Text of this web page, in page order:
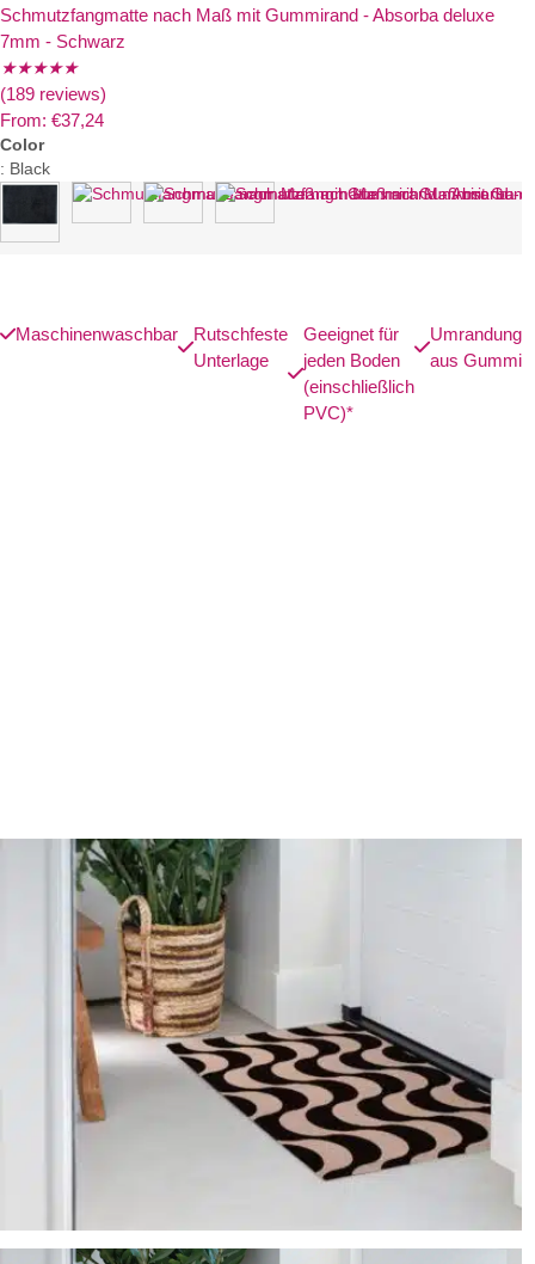
Schmutzfangmatte nach Maß mit Gummirand - Absorba deluxe
7mm - Schwarz
★★★★★
(189 reviews)
From: €37,24
Color
: Black
Maschinenwaschbar
Rutschfeste
Unterlage
Geeignet für
jeden Boden
(einschließlich
PVC)*
Umrandung
aus Gummi